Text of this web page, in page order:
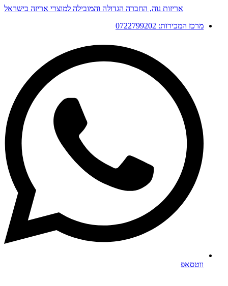
אריזות נוה, החברה הגדולה והמובילה למוצרי אריזה בישראל
מרכז המכירות: 0722799202
ווטסאפ